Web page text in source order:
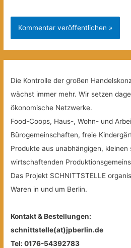
Die Kontrolle der großen
wächst immer mehr. Wir setzen
ökonomische Netzwerke.
Food-Coops, Haus-, Wohn- und
Bürogemeinschaften, freie
Produkte aus unabhängigen, kleinen
wirtschaftenden
Das Projekt SCHNITTSTELLE
Waren in und um Berlin.
Kontakt & Bestellungen:
schnittstelle(at)jpberlin.de
Tel: 0176-54392783